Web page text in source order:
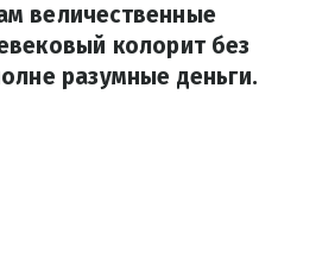
величественные
колорит без
разумные деньги.